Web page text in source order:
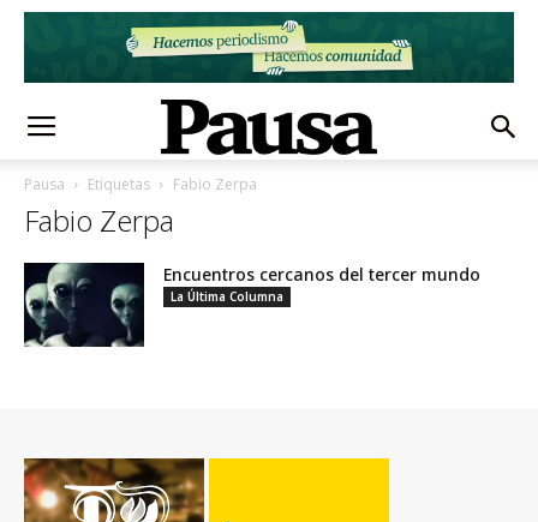
Pausa Etiquetas Fabio Zerpa
Fabio Zerpa
Encuentros cercanos del tercer mundo
La Última Columna